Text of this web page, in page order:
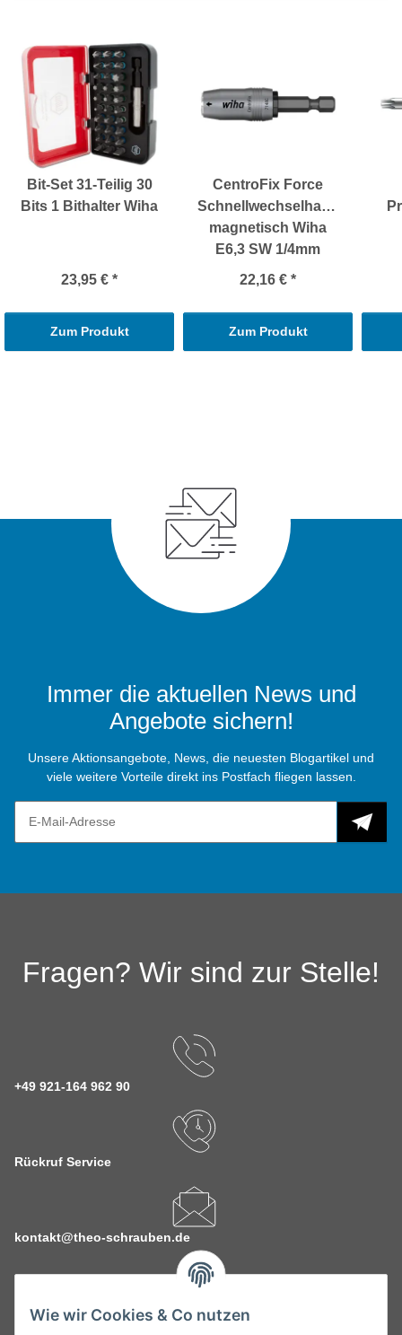
Wie wir Cookies & Co nutzen
Bit-Set 31-Teilig 30
Bits 1 Bithalter Wiha
23,95 € *
Zum Produkt
CentroFix Force
Schnellwechselhalter
magnetisch Wiha
E6,3 SW 1/4mm
22,16 € *
Zum Produkt
Immer die aktuellen News und
Angebote sichern!
Unsere Aktionsangebote, News, die neuesten Blogartikel und
viele weitere Vorteile direkt ins Postfach fliegen lassen.
Fragen? Wir sind zur Stelle!
+49 921-164 962 90
Rückruf Service
kontakt@theo-schrauben.de